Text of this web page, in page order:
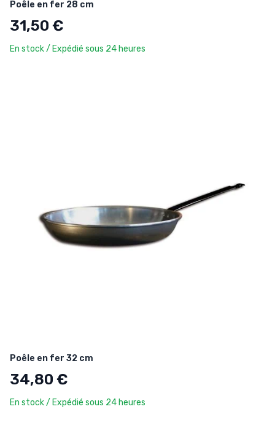
Poêle en fer 28 cm
31,50 €
En stock / Expédié sous 24 heures
Poêle en fer 32 cm
34,80 €
En stock / Expédié sous 24 heures